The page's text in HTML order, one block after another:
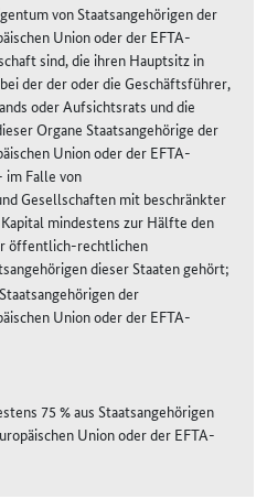
von Staatsangehörigen der
Union oder der EFTA-
sind, die ihren Hauptsitz in
der der oder die Geschäftsführer,
oder Aufsichtsrats und die
Organe Staatsangehörige der
Union oder der EFTA-
im Falle von
Gesellschaften mit beschränkter
mindestens zur Hälfte den
öffentlich-rechtlichen
dieser Staaten gehört;
der
Union oder der EFTA-
75 % aus Staatsangehörigen
Union oder der EFTA-